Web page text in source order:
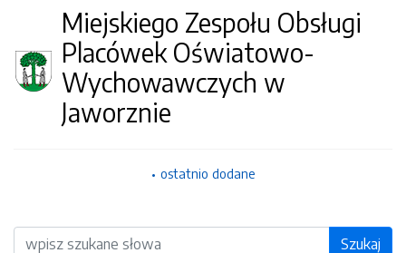
Miejskiego Zespołu Obsługi
Placówek Oświatowo-
Wychowawczych w
Jaworznie
ostatnio dodane
Wyszukiwarka Szukaj